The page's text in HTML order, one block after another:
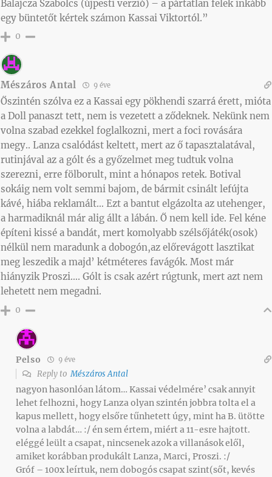
Balajcza Szabolcs (újpesti verzió) – a pártatlan felek inkább
egy büntetőt kértek számon Kassai Viktortól.”
0
Mészáros Antal 9 éve
Őszintén szólva ez a Kassai egy pökhendi szarrá érett, mióta
a Doll panaszt tett, nem is vezetett a ződeknek. Nekünk nem
volna szabad ezekkel foglalkozni, mert a foci rovására
megy.. Lanza csalódást keltett, mert az ő tapasztalatával,
rutinjával az a gólt és a győzelmet meg tudtuk volna
szerezni, erre fölborult, mint a hónapos retek. Botival
sokáig nem volt semmi bajom, de bármit csinált lefújta
kávé, hiába reklamált… Ezt a bantut elgázolta az utehenger,
a harmadiknál már alig állt a lábán. Ő nem kell ide. Fel kéne
építeni kissé a bandát, mert komolyabb szélsőjáték(osok)
nélkül nem maradunk a dobogón,az előrevágott lasztikat
meg leszedik a majd’ kétméteres favágók. Most már
hiányzik Proszi…. Gólt is csak azért rúgtunk, mert azt nem
lehetett nem megadni.
0
Pelso 9 éve
Reply toMészáros Antal
nagyon hasonlóan látom… Kassai védelmére’ csak annyit
lehet felhozni, hogy Lanza olyan szintén jobbra tolta el a
kapus mellett, hogy elsőre tűnhetett úgy, mint ha B. ütötte
volna a labdát… :/ én sem értem, miért a 11-esre hajtott.
eléggé leült a csapat, nincsenek azok a villanások elől,
amiket korábban produkált Lanza, Marci, Proszi. :/
Gróf – 100x leírtuk, nem dobogós csapat szint(sőt, kevés